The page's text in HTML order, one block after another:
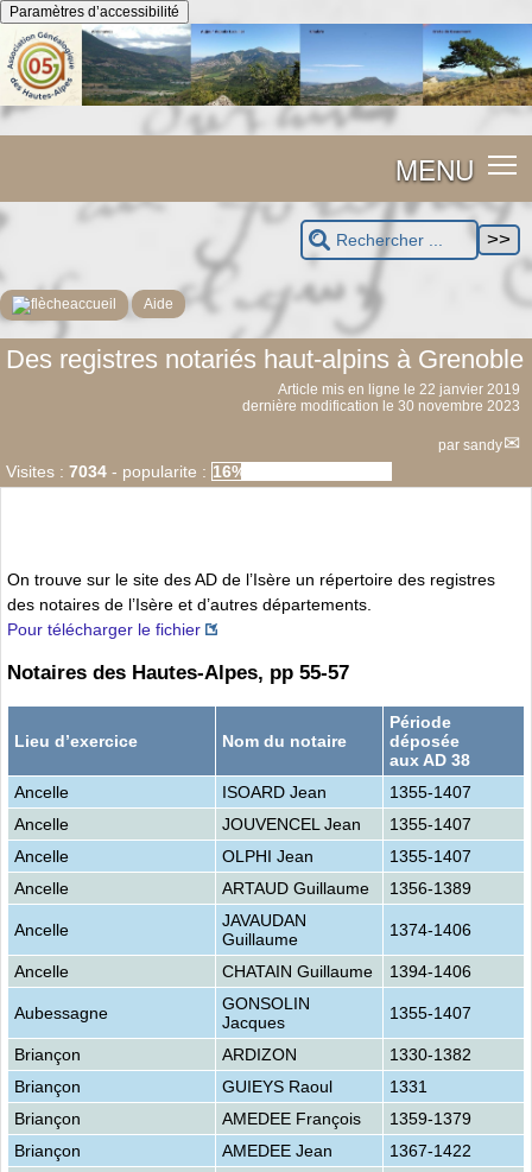
Panneau de gestion des cookies
Paramètres d’accessibilité
MENU
accueil Aide
Des registres notariés haut-alpins à Grenoble
Article mis en ligne le 22 janvier 2019
dernière modification le 30 novembre 2023
par sandy
Visites : 7034 - popularite : 16%
On trouve sur le site des AD de l’Isère un répertoire des registres
des notaires de l’Isère et d’autres départements.
Pour télécharger le fichier
Notaires des Hautes-Alpes, pp 55-57
Lieu d’exercice Nom du notaire
Période
déposée
aux AD 38
Ancelle
ISOARD Jean
1355-1407
Ancelle
JOUVENCEL Jean
1355-1407
Ancelle
OLPHI Jean
1355-1407
Ancelle
ARTAUD Guillaume 1356-1389
Ancelle
JAVAUDAN
Guillaume
1374-1406
Ancelle CHATAIN Guillaume 1394-1406
Aubessagne
GONSOLIN
Jacques
1355-1407
Briançon ARDIZON
1330-1382
Briançon
GUIEYS Raoul
1331
Briançon
AMEDEE François
1359-1379
Briançon
AMEDEE Jean
1367-1422